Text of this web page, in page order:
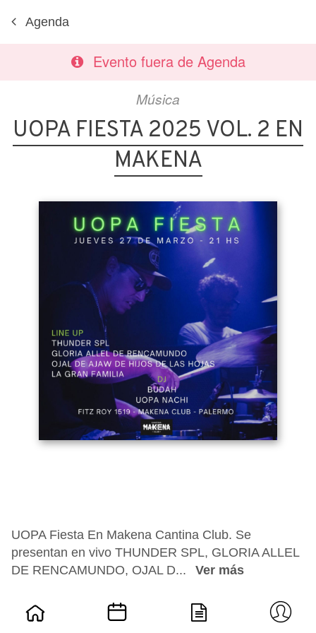
Agenda
Evento fuera de Agenda
Música
UOPA FIESTA 2025 VOL. 2 EN
MAKENA
UOPA Fiesta En Makena Cantina Club. Se
presentan en vivo THUNDER SPL, GLORIA ALLEL
DE RENCAMUNDO, OJAL D...
Ver más